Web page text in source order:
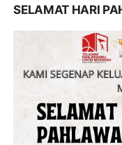
SELAMAT HARI